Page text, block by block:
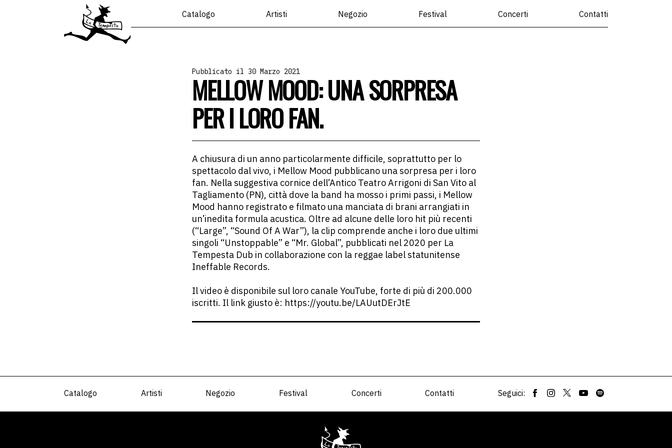
Catalogo Artisti Negozio Festival Concerti Contatti
Pubblicato il 30 Marzo 2021
MELLOW MOOD: UNA SORPRESA
PER I LORO FAN.
A chiusura di un anno particolarmente difficile, soprattutto per lo
spettacolo dal vivo, i Mellow Mood pubblicano una sorpresa per i loro
fan. Nella suggestiva cornice dell’Antico Teatro Arrigoni di San Vito al
Tagliamento (PN), città dove la band ha mosso i primi passi, i Mellow
Mood hanno registrato e filmato una manciata di brani arrangiati in
un’inedita formula acustica. Oltre ad alcune delle loro hit più recenti
(“Large”, “Sound Of A War”), la clip comprende anche i loro due ultimi
singoli “Unstoppable” e “Mr. Global”, pubblicati nel 2020 per La
Tempesta Dub in collaborazione con la reggae label statunitense
Ineffable Records.
Il video è disponibile sul loro canale YouTube, forte di più di 200.000
iscritti. Il link giusto è: https://youtu.be/LAUutDErJtE
Catalogo Artisti Negozio Festival Concerti Contatti Seguici: